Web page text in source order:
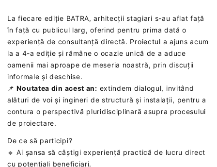
La fiecare ediție BATRA, arhitecții stagiari s-au aflat față
în față cu publicul larg, oferind pentru prima dată o
experiență de consultanță directă. Proiectul a ajuns acum
la a 4-a ediție și rămâne o ocazie unică de a aduce
oamenii mai aproape de meseria noastră, prin discuții
informale și deschise.
📌Noutatea din acest an: extindem dialogul, invitând
alături de voi și ingineri de structură și instalații, pentru a
contura o perspectivă pluridisciplinară asupra procesului
de proiectare.
De ce să participi?
🔹 Ai șansa să câștigi experiență practică de lucru direct
cu potențiali beneficiari.